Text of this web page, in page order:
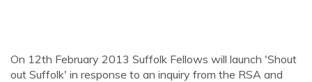
On 12th February 2013 Suffolk Fellows will launch 'Shout
out Suffolk' in response to an inquiry from the RSA and